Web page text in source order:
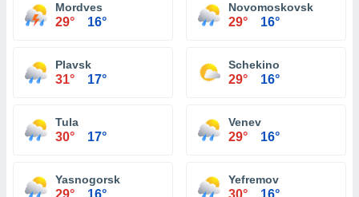
Mordves
29° 16°
Novomoskovsk
29° 16°
Plavsk
31° 17°
Schekino
29° 16°
Tula
30° 17°
Venev
29° 16°
Yasnogorsk
29° 16°
Yefremov
30° 16°